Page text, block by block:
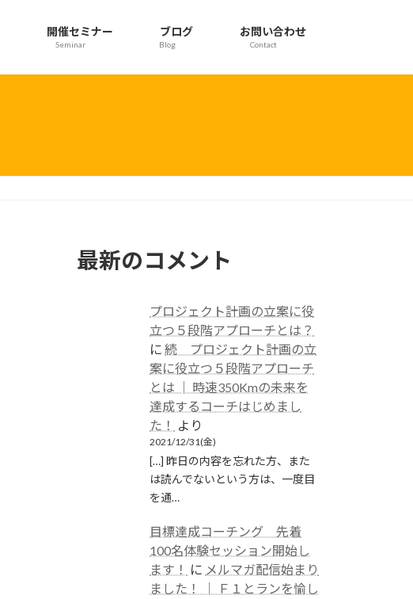
開催セミナー
Seminar
ブログ
Blog
お問い合わせ
Contact
最新のコメント
プロジェクト計画の立案に役
立つ５段階アプローチとは？
に続 プロジェクト計画の立
案に役立つ５段階アプローチ
とは │ 時速350Kmの未来を
達成するコーチはじめまし
た！
より
2021/12/31(金)
[…] 昨日の内容を忘れた方、また
は読んでないという方は、一度目
を通…
目標達成コーチング 先着
100名体験セッション開始し
ます！
に メルマガ配信始まり
ました！ │ Ｆ１とランを愉し